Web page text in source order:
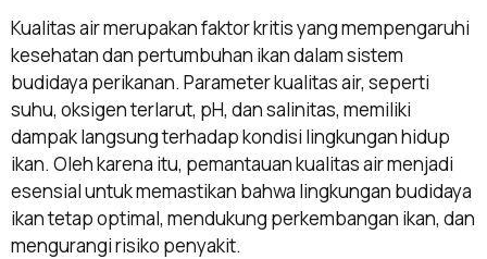
Kualitas air merupakan faktor kritis yang mempengaruhi
kesehatan dan pertumbuhan ikan dalam sistem
budidaya perikanan. Parameter kualitas air, seperti
suhu, oksigen terlarut, pH, dan salinitas, memiliki
dampak langsung terhadap kondisi lingkungan hidup
ikan. Oleh karena itu, pemantauan kualitas air menjadi
esensial untuk memastikan bahwa lingkungan budidaya
ikan tetap optimal, mendukung perkembangan ikan, dan
mengurangi risiko penyakit.